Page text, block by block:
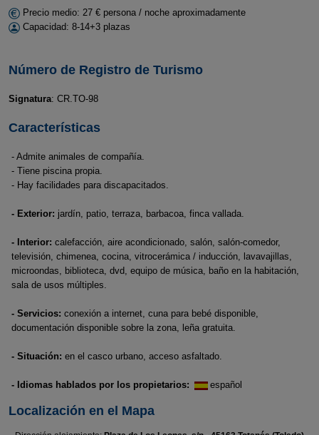
Precio medio: 27 € persona / noche aproximadamente
Capacidad: 8-14+3 plazas
Número de Registro de Turismo
Signatura: CR.TO-98
Características
- Admite animales de compañía.
- Tiene piscina propia.
- Hay facilidades para discapacitados.
- Exterior: jardín, patio, terraza, barbacoa, finca vallada.
- Interior: calefacción, aire acondicionado, salón, salón-comedor,
televisión, chimenea, cocina, vitrocerámica / inducción, lavavajillas,
microondas, biblioteca, dvd, equipo de música, baño en la habitación,
sala de usos múltiples.
- Servicios: conexión a internet, cuna para bebé disponible,
documentación disponible sobre la zona, leña gratuita.
- Situación: en el casco urbano, acceso asfaltado.
- Idiomas hablados por los propietarios: español
Localización en el Mapa